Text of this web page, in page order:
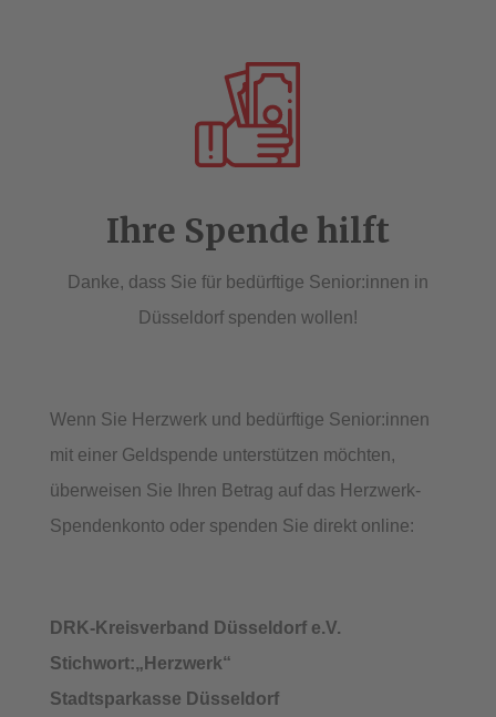
Ihre Spende hilft
Danke, dass Sie für bedürftige Senior:innen in
Düsseldorf spenden wollen!
Wenn Sie Herzwerk und bedürftige Senior:innen
mit einer Geldspende unterstützen möchten,
überweisen Sie Ihren Betrag auf das Herzwerk-
Spendenkonto oder spenden Sie direkt online:
DRK-Kreisverband Düsseldorf e.V.
Stichwort:„Herzwerk“
Stadtsparkasse Düsseldorf